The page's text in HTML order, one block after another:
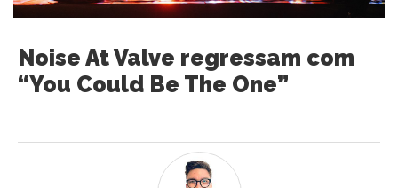
Noise At Valve regressam com
“You Could Be The One”